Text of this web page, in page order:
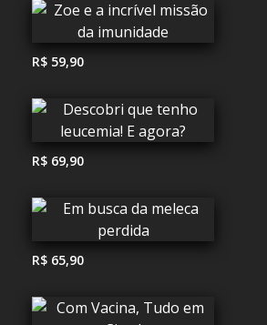
R$ 59,90
R$ 69,90
R$ 65,90